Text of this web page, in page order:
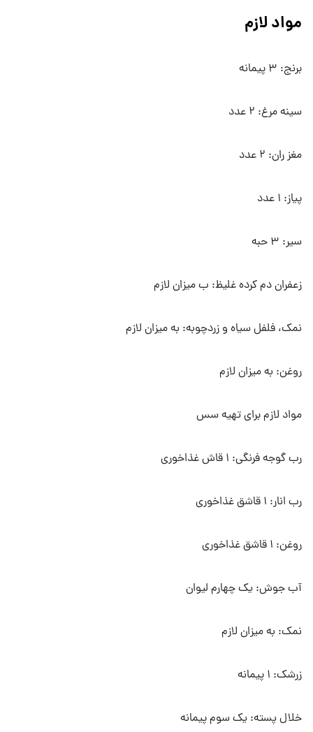
مواد لازم
برنج: ۳ پیمانه
سینه مرغ: ۲ عدد
مغز ران: ۲ عدد
پیاز: ۱ عدد
سیر: ۳ حبه
زعفران دم کرده غلیظ: ب میزان لازم
نمک، فلفل سیاه و زردچوبه: به میزان لازم
روغن: به میزان لازم
مواد لازم برای تهیه سس
رب گوجه فرنگی: ۱ قاش غذاخوری
رب انار: ۱ قاشق غذاخوری
روغن: ۱ قاشق غذاخوری
آب جوش: یک چهارم لیوان
نمک: به میزان لازم
زرشک: ۱ پیمانه
خلال پسته: یک سوم پیمانه